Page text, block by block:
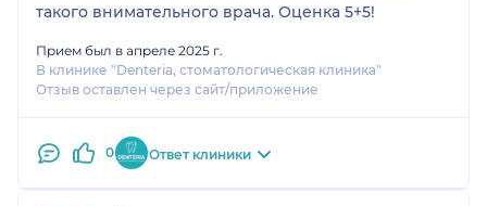
такого внимательного врача. Оценка 5+5!
Прием был в апреле 2025 г.
В клинике "Denteria, стоматологическая клиника"
Отзыв оставлен через сайт/приложение
0 Ответ клиники